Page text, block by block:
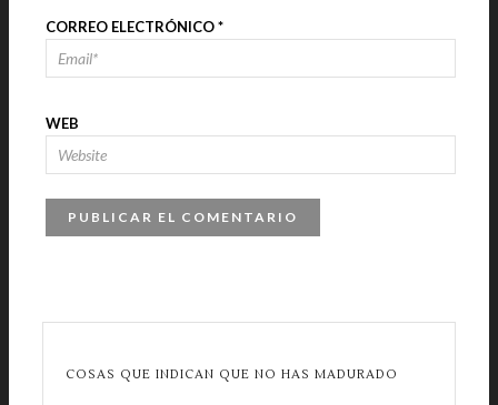
CORREO ELECTRÓNICO*
WEB
COSAS QUE INDICAN QUE NO HAS MADURADO